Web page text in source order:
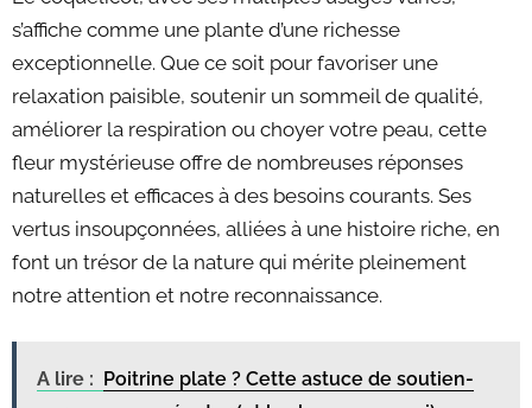
s’affiche comme une plante d’une richesse
exceptionnelle. Que ce soit pour favoriser une
relaxation paisible, soutenir un sommeil de qualité,
améliorer la respiration ou choyer votre peau, cette
fleur mystérieuse offre de nombreuses réponses
naturelles et efficaces à des besoins courants. Ses
vertus insoupçonnées, alliées à une histoire riche, en
font un trésor de la nature qui mérite pleinement
notre attention et notre reconnaissance.
A lire :
Poitrine plate ? Cette astuce de soutien-